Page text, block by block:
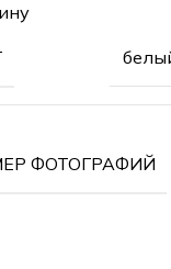
(А3)
ФОТОГРАФИЙ